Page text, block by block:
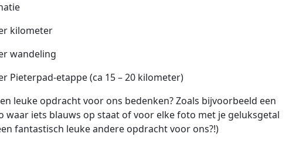
kilometer
wandeling
Pieterpad-etappe (ca 15 – 20 kilometer)
leuke opdracht voor ons bedenken? Zoals bijvoorbeeld een
waar iets blauws op staat of voor elke foto met je geluksgetal
fantastisch leuke andere opdracht voor ons?!)